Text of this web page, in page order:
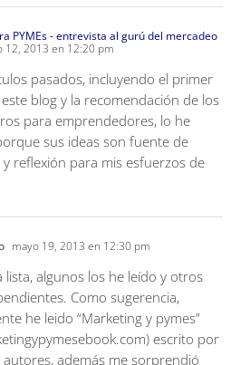
PYMEs - entrevista al gurú del mercadeo
12, 2013 en 12:20 pm
pasados, incluyendo el primer
blog y la recomendación de los
para emprendedores, lo he
sus ideas son fuente de
reflexión para mis esfuerzos de
mayo 19, 2013 en 12:30 pm
lista, algunos los he leído y otros
Como sugerencia,
he leido “Marketing y pymes”
escrito por
además me sorprendió